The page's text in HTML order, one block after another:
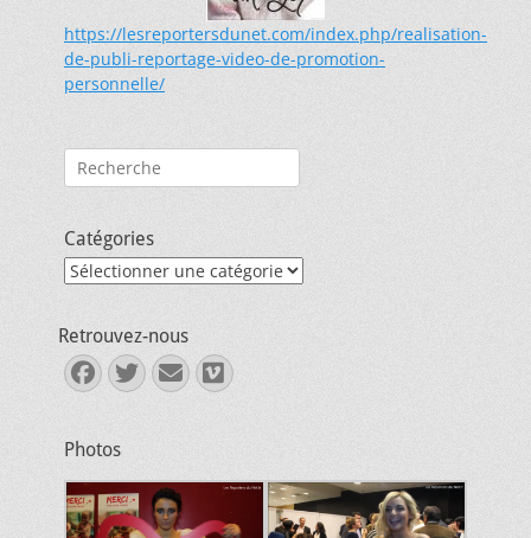
https://lesreportersdunet.com/index.php/realisation-
de-publi-reportage-video-de-promotion-
personnelle/
Rechercher :
Catégories
Catégories
Retrouvez-nous
Facebook
Twitter
E-
mail
Vimeo
Photos